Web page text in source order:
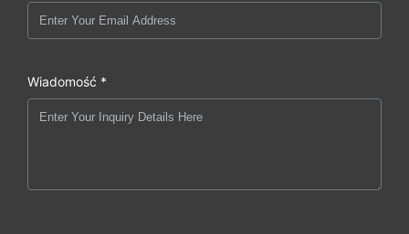
Wiadomość *